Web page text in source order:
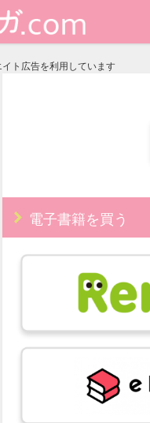
ト広告を利用しています
電子書籍を買う